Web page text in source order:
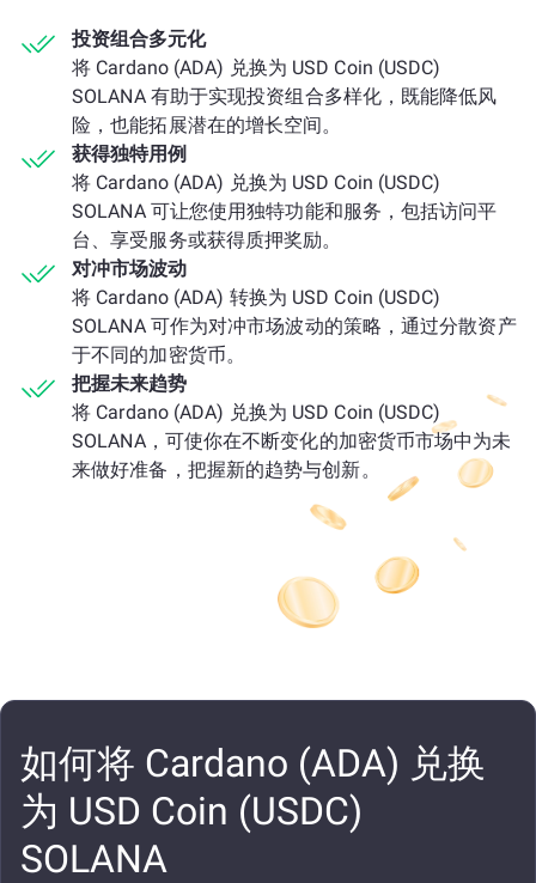
投资组合多元化
将 Cardano (ADA) 兑换为 USD Coin (USDC)
SOLANA 有助于实现投资组合多样化，既能降低风
险，也能拓展潜在的增长空间。
获得独特用例
将 Cardano (ADA) 兑换为 USD Coin (USDC)
SOLANA 可让您使用独特功能和服务，包括访问平
台、享受服务或获得质押奖励。
对冲市场波动
将 Cardano (ADA) 转换为 USD Coin (USDC)
SOLANA 可作为对冲市场波动的策略，通过分散资产
于不同的加密货币。
把握未来趋势
将 Cardano (ADA) 兑换为 USD Coin (USDC)
SOLANA，可使你在不断变化的加密货币市场中为未
来做好准备，把握新的趋势与创新。
如何将 Cardano (ADA) 兑换
为 USD Coin (USDC)
SOLANA